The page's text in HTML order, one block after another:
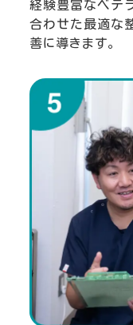
経験豊富なベテ
合わせた最適な
善に導きます。